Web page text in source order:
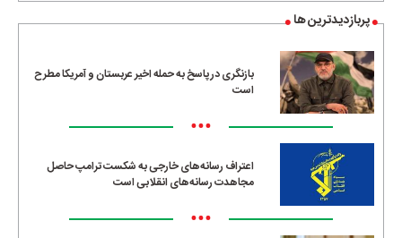
پربازدیدترین ها
بازنگری در پاسخ به حمله اخیر عربستان و آمریکا مطرح
است
•••
اعتراف رسانه‌های خارجی به شکست ترامپ حاصل
مجاهدت رسانه‌های انقلابی است
•••